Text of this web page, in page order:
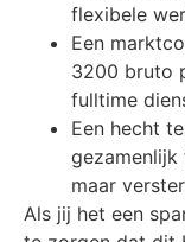
flexibele
Een
3200 bruto
fulltime
Een hecht
maar
Als jij het een